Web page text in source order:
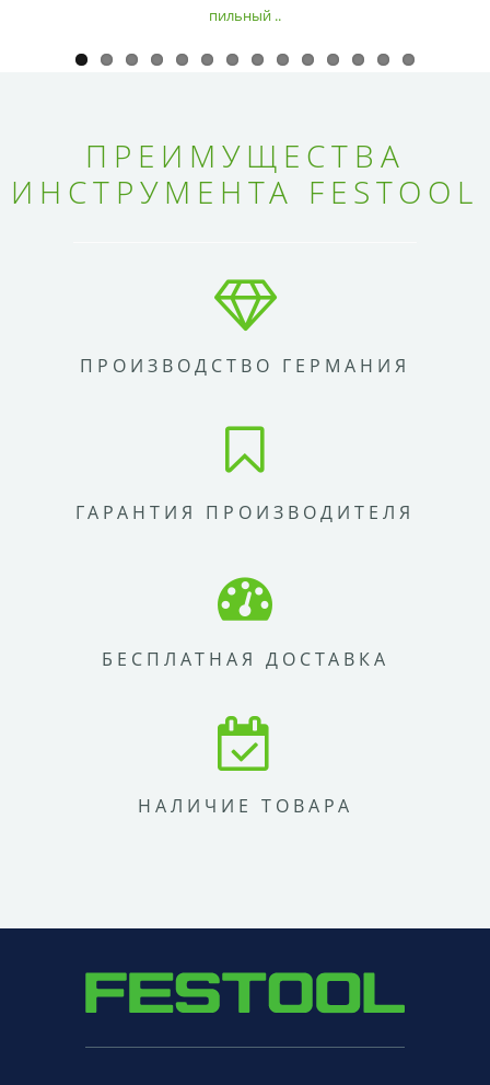
пильный ..
ПРЕИМУЩЕСТВА
ИНСТРУМЕНТА FESTOOL
ПРОИЗВОДСТВО ГЕРМАНИЯ
ГАРАНТИЯ ПРОИЗВОДИТЕЛЯ
БЕСПЛАТНАЯ ДОСТАВКА
НАЛИЧИЕ ТОВАРА